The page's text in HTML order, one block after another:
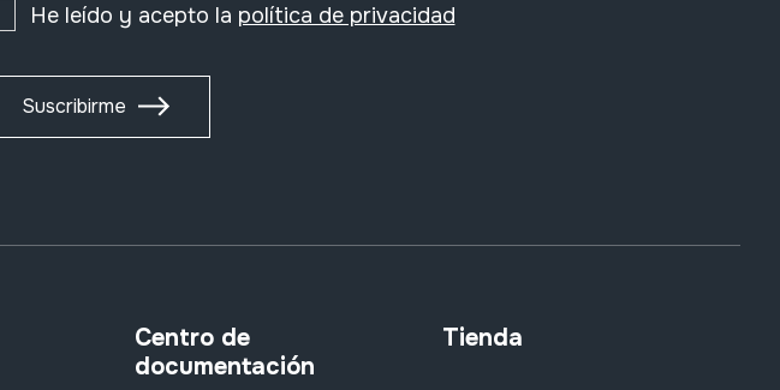
He leído y acepto la política de privacidad
Suscribirme
Centro de
documentación
Tienda